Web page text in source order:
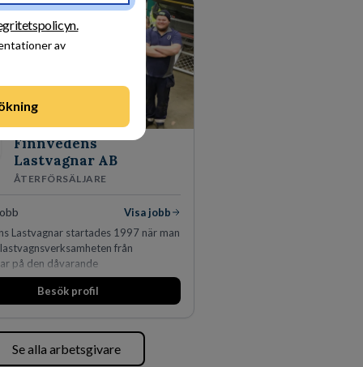
av
Finnvedens
Lastvagnar AB
ÅTERFÖRSÄLJARE
Visa jobb
Lastvagnar startades 1997 när man
från
på den dåvarande
i Värnamo. Sedan dess har
kraftigt genom ett antal
och finns representerade på 20
Sverige.
Besök profil
Se alla arbetsgivare